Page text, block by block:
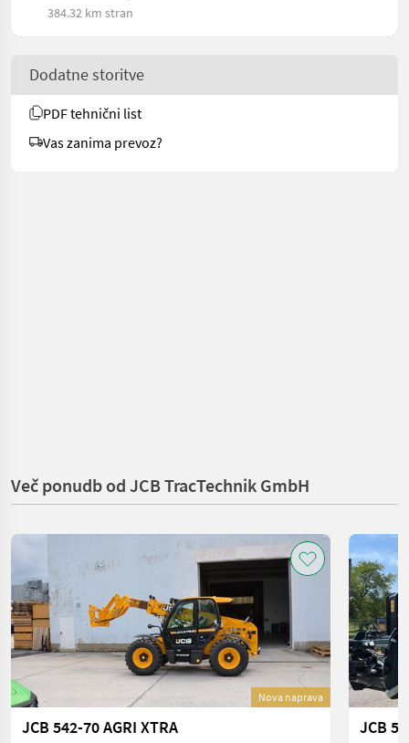
384.32 km stran
Dodatne storitve
PDF tehnični list
Vas zanima prevoz?
Več ponudb od JCB TracTechnik GmbH
Nova naprava
JCB 542-70 AGRI XTRA
JCB